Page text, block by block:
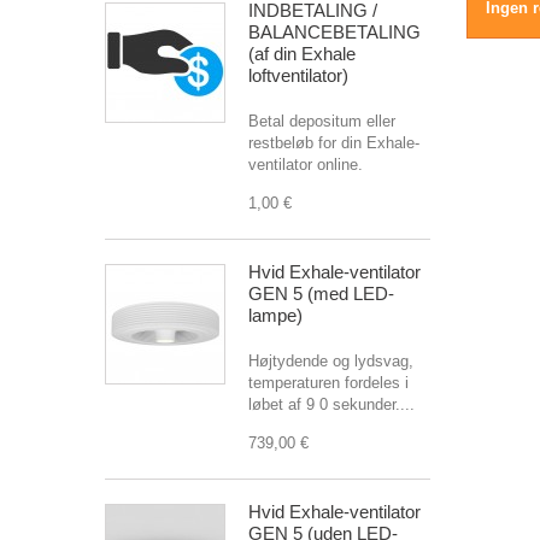
INDBETALING /
BALANCEBETALING
(af din Exhale
loftventilator)
Betal depositum eller
restbeløb for din Exhale-
ventilator online.
1,00 €
Hvid Exhale-ventilator
GEN 5 (med LED-
lampe)
Højtydende og lydsvag,
temperaturen fordeles i
løbet af 9 0 sekunder....
739,00 €
Hvid Exhale-ventilator
GEN 5 (uden LED-
Ingen